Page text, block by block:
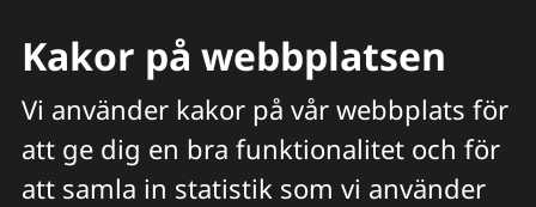
Kakor på webbplatsen
Vi använder kakor på vår webbplats för
att ge dig en bra funktionalitet och för
att samla in statistik som vi använder
Meny Hitta veterinär Sök